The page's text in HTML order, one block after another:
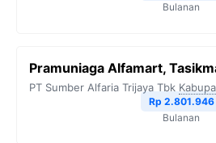
Bulanan
Pramuniaga Alfamart,
PT Sumber Alfaria Trijaya Tbk
Rp 2.801.946
Bulanan